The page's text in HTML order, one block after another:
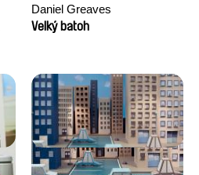
Daniel Greaves
Velký batoh